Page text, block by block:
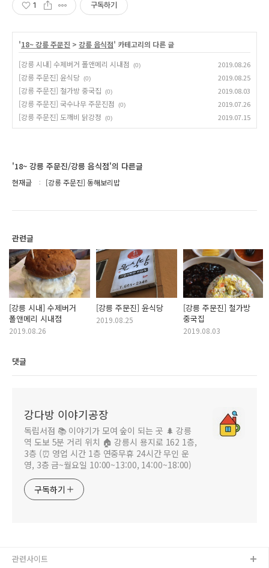
1 구독하기
'18~ 강릉 주문진 > 강릉 음식점' 카테고리의 다른 글
[강릉 시내] 수제버거 폴앤메리 시내점
(0) 2019.08.26
[강릉 주문진] 윤식당 (0) 2019.08.25
[강릉 주문진] 철가방 중국집 (0) 2019.08.03
[강릉 주문진] 국수나무 주문진점 (0) 2019.07.26
[강릉 주문진] 도깨비 닭강정 (0) 2019.07.15
'18~ 강릉 주문진/강릉 음식점'의 다른글
현재글 [강릉 주문진] 동해보리밥
관련글
[강릉 시내] 수제버거
폴앤메리 시내점
2019.08.26
[강릉 주문진] 윤식당
2019.08.25
[강릉 주문진] 철가방
중국집
2019.08.03
댓글
강다방 이야기공장
독립서점 📚 이야기가 모여 숲이 되는 곳 🌲 강릉
역 도보 5분 거리 위치 🏠 강릉시 용지로 162 1층,
3층 (⏰ 영업 시간 1층 연중무휴 24시간 무인 운
영, 3층 금~월요일 10:00~13:00, 14:00~18:00)
구독하기
관련사이트